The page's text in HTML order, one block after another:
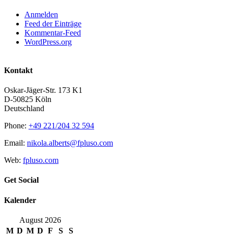
Anmelden
Feed der Einträge
Kommentar-Feed
WordPress.org
Kontakt
Oskar-Jäger-Str. 173 K1
D-50825 Köln
Deutschland
Phone: +49 221/204 32 594
Email: nikola.alberts@fpluso.com
Web: fpluso.com
Get Social
Kalender
August 2026
M D M D F S
S